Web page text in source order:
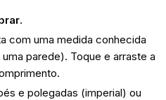
.
com uma medida conhecida
parede). Toque e arraste a
e polegadas (imperial) ou